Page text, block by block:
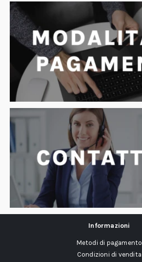
Informazioni
Metodi di pagamento
Condizioni di vendita